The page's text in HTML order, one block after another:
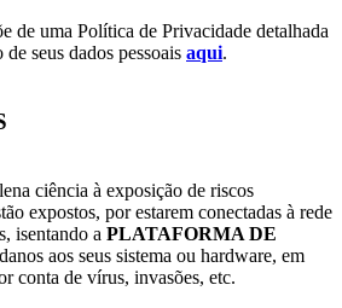
uma Política de Privacidade detalhada
seus dados pessoais aqui.
ciência à exposição de riscos
expostos, por estarem conectadas à rede
isentando a PLATAFORMA DE
aos seus sistema ou hardware, em
conta de vírus, invasões, etc.